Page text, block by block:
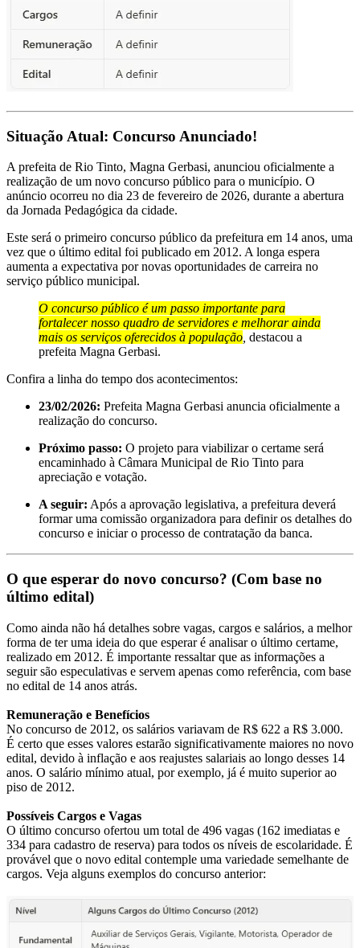
Situação Atual: Concurso Anunciado!
A prefeita de Rio Tinto, Magna Gerbasi, anunciou oficialmente a
realização de um novo concurso público para o município. O
anúncio ocorreu no dia 23 de fevereiro de 2026, durante a abertura
da Jornada Pedagógica da cidade.
Este será o primeiro concurso público da prefeitura em 14 anos, uma
vez que o último edital foi publicado em 2012. A longa espera
aumenta a expectativa por novas oportunidades de carreira no
serviço público municipal.
O concurso público é um passo importante para
fortalecer nosso quadro de servidores e melhorar ainda
mais os serviços oferecidos à população, destacou a
prefeita Magna Gerbasi.
Confira a linha do tempo dos acontecimentos:
23/02/2026: Prefeita Magna Gerbasi anuncia oficialmente a
realização do concurso.
Próximo passo: O projeto para viabilizar o certame será
encaminhado à Câmara Municipal de Rio Tinto para
apreciação e votação.
A seguir: Após a aprovação legislativa, a prefeitura deverá
formar uma comissão organizadora para definir os detalhes do
concurso e iniciar o processo de contratação da banca.
O que esperar do novo concurso? (Com base no
último edital)
Como ainda não há detalhes sobre vagas, cargos e salários, a melhor
forma de ter uma ideia do que esperar é analisar o último certame,
realizado em 2012. É importante ressaltar que as informações a
seguir são especulativas e servem apenas como referência, com base
no edital de 14 anos atrás.
Remuneração e Benefícios
No concurso de 2012, os salários variavam de R$ 622 a R$ 3.000.
É certo que esses valores estarão significativamente maiores no novo
edital, devido à inflação e aos reajustes salariais ao longo desses 14
anos. O salário mínimo atual, por exemplo, já é muito superior ao
piso de 2012.
Possíveis Cargos e Vagas
O último concurso ofertou um total de 496 vagas (162 imediatas e
334 para cadastro de reserva) para todos os níveis de escolaridade. É
provável que o novo edital contemple uma variedade semelhante de
cargos. Veja alguns exemplos do concurso anterior: